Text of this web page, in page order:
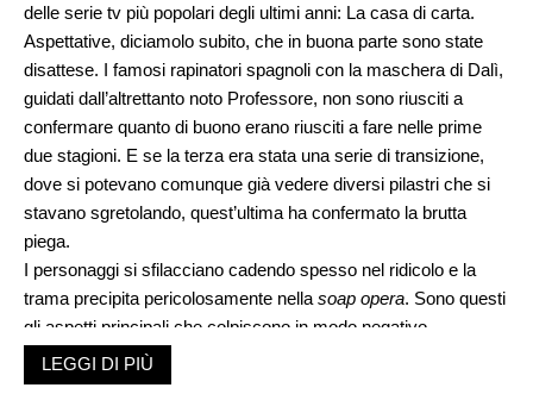
delle serie tv più popolari degli ultimi anni: La casa di carta.
Aspettative, diciamolo subito, che in buona parte sono state
disattese. I famosi rapinatori spagnoli con la maschera di Dalì,
guidati dall’altrettanto noto Professore, non sono riusciti a
confermare quanto di buono erano riusciti a fare nelle prime
due stagioni. E se la terza era stata una serie di transizione,
dove si potevano comunque già vedere diversi pilastri che si
stavano sgretolando, quest’ultima ha confermato la brutta
piega.
I personaggi si sfilacciano cadendo spesso nel ridicolo e la
trama precipita pericolosamente nella soap opera. Sono questi
gli aspetti principali che colpiscono in modo negativo,
soprattutto nella prima parte della nuova serie. Per fortuna,
verso la fine, il thriller prende il sopravvento e la fiction si salva
LEGGI DI PIÙ